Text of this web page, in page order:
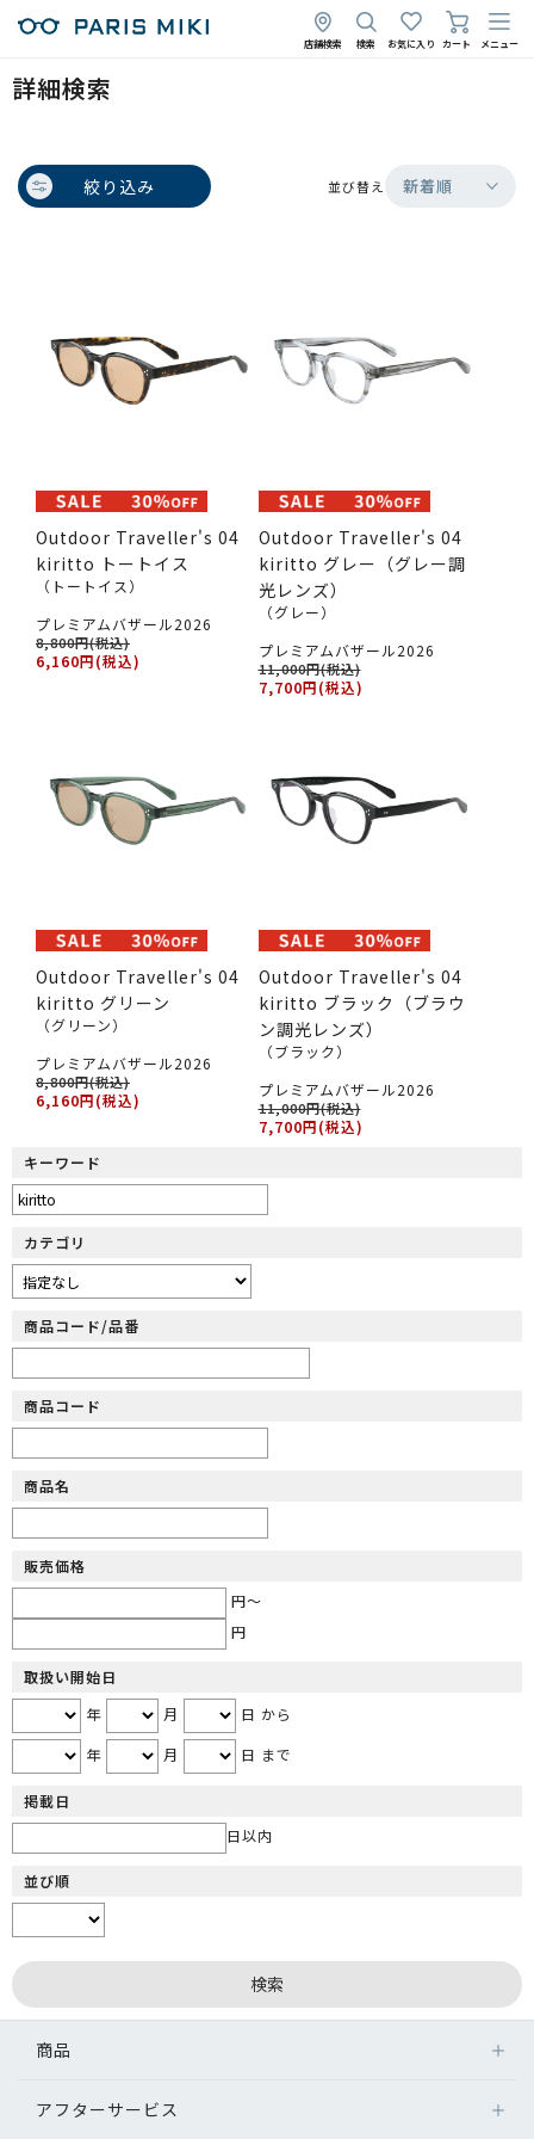
店舗検索 検索 お気に入り カート メニュー
詳細検索
絞り込み 並び替え 新着順
Outdoor Traveller's 04
kiritto トートイス
（トートイス）
プレミアムバザール2026
8,800円(税込)
6,160円(税込)
Outdoor Traveller's 04
kiritto グレー（グレー調
光レンズ）
（グレー）
プレミアムバザール2026
11,000円(税込)
7,700円(税込)
Outdoor Traveller's 04
kiritto グリーン
（グリーン）
プレミアムバザール2026
8,800円(税込)
6,160円(税込)
Outdoor Traveller's 04
kiritto ブラック（ブラウ
ン調光レンズ）
（ブラック）
プレミアムバザール2026
11,000円(税込)
7,700円(税込)
キーワード
カテゴリ
商品コード/品番
商品コード
商品名
販売価格
円～
円
取扱い開始日
年
月
日 から
年
月 日 まで
掲載日
日以内
並び順
商品
アフターサービス